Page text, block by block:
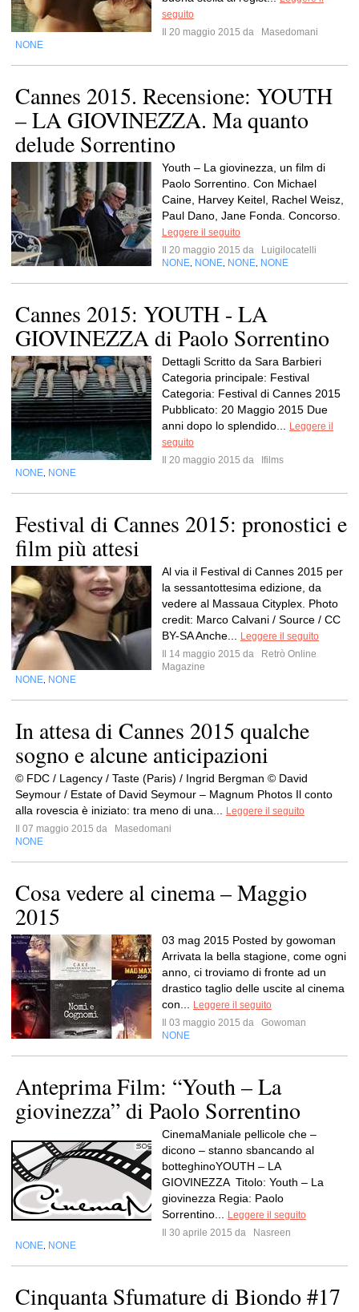
seguito
Il 20 maggio 2015 da
Masedomani
NONE
Cannes 2015. Recensione: YOUTH
– LA GIOVINEZZA. Ma quanto
delude Sorrentino
Youth – La giovinezza, un film di
Paolo Sorrentino. Con Michael
Caine, Harvey Keitel, Rachel Weisz,
Paul Dano, Jane Fonda. Concorso.
Leggere il seguito
Il 20 maggio 2015 da
Luigilocatelli
NONE NONE NONE NONE
Cannes 2015: YOUTH - LA
GIOVINEZZA di Paolo Sorrentino
Dettagli Scritto da Sara Barbieri
Categoria principale: Festival
Categoria: Festival di Cannes 2015
Pubblicato: 20 Maggio 2015 Due
anni dopo lo splendido...
Leggere il
seguito
Il 20 maggio 2015 da
Ifilms
NONE NONE
Festival di Cannes 2015: pronostici e
film più attesi
Al via il Festival di Cannes 2015 per
la sessantottesima edizione, da
vedere al Massaua Cityplex. Photo
credit: Marco Calvani / Source / CC
BY-SA Anche...
Leggere il seguito
Il 14 maggio 2015 da
Retrò Online
Magazine
NONE NONE
In attesa di Cannes 2015 qualche
sogno e alcune anticipazioni
© FDC / Lagency / Taste (Paris) / Ingrid Bergman © David
Seymour / Estate of David Seymour – Magnum Photos Il conto
alla rovescia è iniziato: tra meno di una...
Leggere il seguito
Il 07 maggio 2015 da
Masedomani
NONE
Cosa vedere al cinema – Maggio
2015
03 mag 2015 Posted by gowoman
Arrivata la bella stagione, come ogni
anno, ci troviamo di fronte ad un
drastico taglio delle uscite al cinema
con...
Leggere il seguito
Il 03 maggio 2015 da
Gowoman
NONE
Anteprima Film: “Youth – La
giovinezza” di Paolo Sorrentino
CinemaManiale pellicole che –
dicono – stanno sbancando al
botteghinoYOUTH – LA
GIOVINEZZA Titolo: Youth – La
giovinezza Regia: Paolo
Sorrentino...
Leggere il seguito
Il 30 aprile 2015 da
Nasreen
NONE NONE
Cinquanta Sfumature di Biondo #17